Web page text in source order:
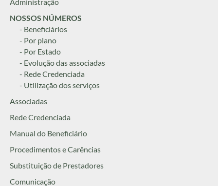
Administração
NOSSOS NÚMEROS
- Beneficiários
- Por plano
- Por Estado
- Evolução das associadas
- Rede Credenciada
- Utilização dos serviços
Associadas
Rede Credenciada
Manual do Beneficiário
Procedimentos e Carências
Substituição de Prestadores
Comunicação